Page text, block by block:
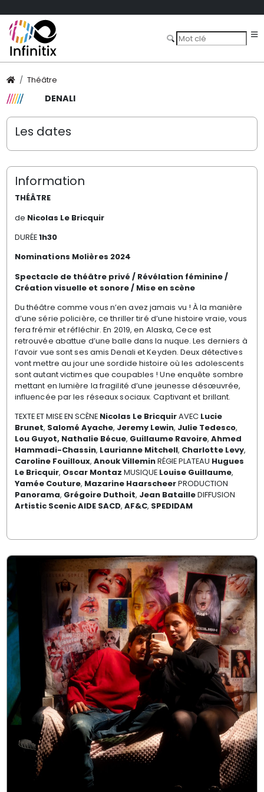
Théâtre
DENALI
Les dates
Information
THÉÂTRE
de Nicolas Le Bricquir
DURÉE1h30
Nominations Molières 2024
Spectacle de théâtre privé / Révélation féminine /
Création visuelle et sonore / Mise en scène
Du théâtre comme vous n’en avez jamais vu ! À la manière
d’une série policière, ce thriller tiré d’une histoire vraie, vous
fera frémir et réfléchir. En 2019, en Alaska, Cece est
retrouvée abattue d’une balle dans la nuque. Les derniers à
l’avoir vue sont ses amis Denali et Keyden. Deux détectives
vont mettre au jour une sordide histoire où les adolescents
sont autant victimes que coupables ! Une enquête sombre
mettant en lumière la fragilité d’une jeunesse désœuvrée,
influencée par les réseaux sociaux. Captivant et brillant.
TEXTE ET MISE EN SCÈNE Nicolas Le BricquirAVEC Lucie
Brunet, Salomé Ayache, Jeremy Lewin, Julie Tedesco,
Lou Guyot, Nathalie Bécue, Guillaume Ravoire, Ahmed
Hammadi-Chassin, Laurianne Mitchell, Charlotte Levy,
Caroline Fouilloux, Anouk VilleminRÉGIE PLATEAU Hugues
Le Bricquir, Oscar Montaz MUSIQUE Louise Guillaume,
Yamée Couture, Mazarine HaarscheerPRODUCTION
Panorama, Grégoire Duthoit, Jean BatailleDIFFUSION
Artistic ScenicAIDE SACD, AF&C, SPEDIDAM